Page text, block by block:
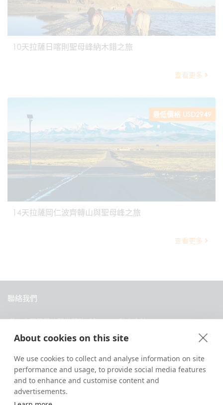
About cookies on this site
We use cookies to collect and analyse information on site
performance and usage, to provide social media features
and to enhance and customise content and
advertisements.
10天拉薩日喀則聖母峰納木錯之旅
查看更多
最低價格 USD2949
14天拉薩岡仁波齊轉山與聖母峰之旅
查看更多
聯絡我們
中國西藏拉薩當惹路8號 Dava 私人會館
+86 18583346229
inquiry@greattibettour.com
跟我們連絡